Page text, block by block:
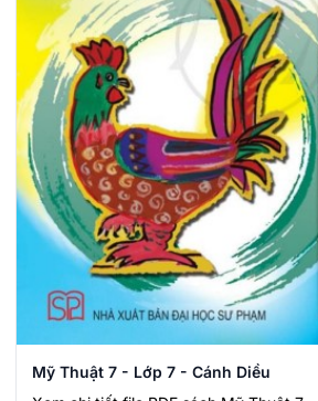
Mỹ Thuật 7 - Lớp 7 - Cánh Diều